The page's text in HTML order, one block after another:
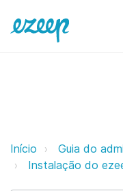
Implantação
Início
Guia do
Instalação do